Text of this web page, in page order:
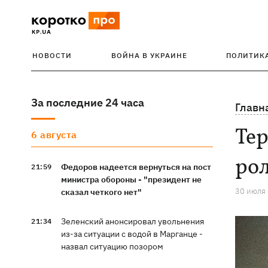
НОВОСТИ ВОЙНА В УКРАИНЕ
За последние 24 часа
6 августа
21:59
Федоров надеется вернуться на пост
министра обороны - "президент не
сказал четкого нет"
21:34
Зеленский анонсировал увольнения
из-за ситуации с водой в Марганце -
назвал ситуацию позором
30 июля